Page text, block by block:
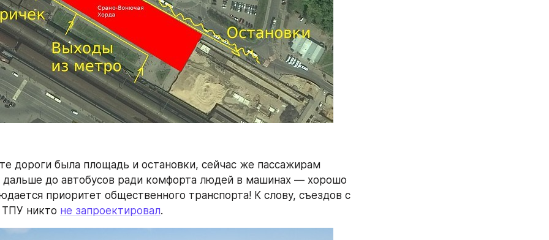
дороги была площадь и остановки, сейчас же пассажирам
дальше до автобусов ради комфорта людей в машинах — хорошо
приоритет общественного транспорта! К слову, съездов с
никто не запроектировал.